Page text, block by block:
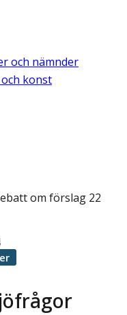
och nämnder
konst
om förslag 22